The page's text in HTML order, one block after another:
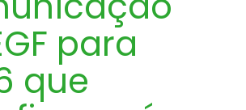
para
que